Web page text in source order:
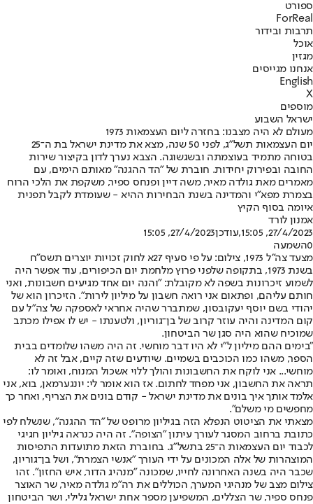
ספורט
ForReal
תרבות ובידור
אוכל
מגזין
אנחנו מגייסים
English
X
מוספים
ישראל השבוע
מעולם לא היה מצבנו: בחזרה ליום העצמאות 1973
יום העצמאות תשל"ג, לפני 50 שנה, מצא את מדינת ישראל בת ה־25
בטוחה מתמיד בעוצמתה ובשגשוגה. הצבא נערך לדון בקיצור שירות
החובה ובפירוק יחידות. חוברת של "הד ההגנה" מאותם הימים, עם
מאמרים מאת גולדה מאיר, משה דיין ופנחס ספיר, משקפת את הלכי הרוח
בצמרת מפא"י והמדינה בשנת הבחירות ההיא - שעומדת לקבל תפנית
איומה בסוף הקיץ
אמנון לורד
27/4/2023, 15:05
,עודכן27/4/2023, 15:05
0השמעה
מצעד צה"ל 1973, צילום: על פי סעיף 27א לחוק זכויות יוצרים תשס"ח
בשנת 1973, בתקופה שלפני פרוץ מלחמת יום הכיפורים, עוד אפשר היה
לשמוע זיכרונות בשפה לא מקובלת: "והנה יום אחד מגיעים חשבונות, ואני
חותם עליהם, ופתאום אני רואה חשבון על מיליון לירות". הזיכרון הוא של
יהודי בשם יוסף יעקובסון, שמתברר שהיה אחראי לאספקה של צה"ל עם
קום המדינה והיה עוזר קרוב של בן־גוריון, ולטענתו - יש לו אפילו מכתב
שמוכיח שהוא היה סגן שר הביטחון.
"בימים ההם מיליון ל"י לא היו דבר מוחשי. זה היה משהו שלומדים בבית
הספר, משהו כמו הכוכבים בשמיים. שיודעים שזה קיים, אבל זה לא
מוחשי... אני לוקח את החשבונות והולך ללוי אשכול המנוח, ואומר לו:
תראה את החשבון, אני מפחד לחתום. אז הוא אומר לי: יונגערמאן, בוא, אני
אלמד אותך איך בונים את מדינת ישראל - קודם בונים את הצריף, ואחר כך
מחפשים מי משלם".
מצאתי את הציטוט הנפלא הזה בגיליון מרופט של "הד ההגנה", שנשלח לפי
כתובת ברחוב המסגר לעורך עיתון "הצופה". זה היה כנראה גיליון חגיגי
לכבוד יום העצמאות ה־25 בתשל"ג. בחוברת הזאת מתועדות התפיסות
המוצהרות של אלה המכונים על ידי העורך "אנשי הצמרת", ושל בן־גוריון,
שכבר היה בשנה האחרונה לחייו, שמכונה "מנהיג הדור, איש החזון". זהו
צילום מצב של מנהיגי המערך, הכוללים את רה"מ גולדה מאיר, שר האוצר
פנחס ספיר, שר הצללים, המשפיען מספר אחת ישראל גלילי, ושר הביטחון